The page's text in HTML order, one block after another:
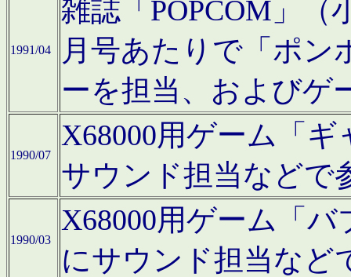
1991/04
雑誌「POPCOM」（
月号あたりで「ポン
ーを担当、およびゲ
1990/07
X68000用ゲーム「
サウンド担当などで
1990/03
X68000用ゲーム「
にサウンド担当など